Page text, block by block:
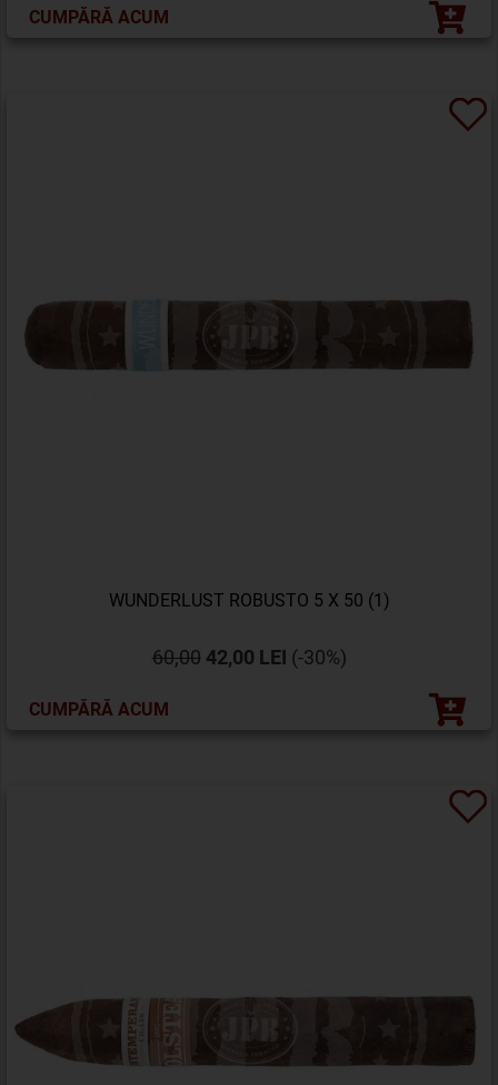
CUMPĂRĂ ACUM
WUNDERLUST ROBUSTO 5 X 50 (1)
60,00 42,00 LEI (-30%)
CUMPĂRĂ ACUM